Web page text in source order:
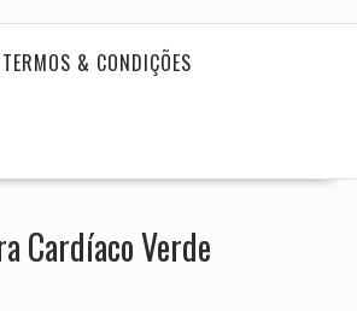
TERMOS & CONDIÇÕES
Cardíaco Verde